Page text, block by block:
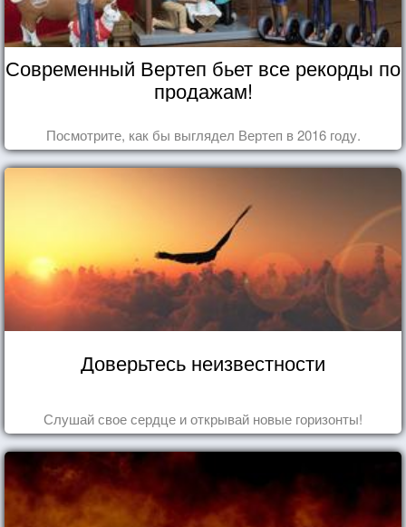
Современный Вертеп бьет все рекорды по
продажам!
Посмотрите, как бы выглядел Вертеп в 2016 году.
Доверьтесь неизвестности
Слушай свое сердце и открывай новые горизонты!